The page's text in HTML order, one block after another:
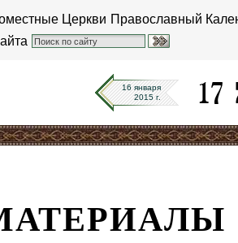
Церкви Православный
16 января
2015 г.